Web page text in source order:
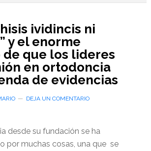
ividincis ni
y el enorme
que los lideres
en ortodoncia
de evidencias
DEJA UN COMENTARIO
desde su fundación se ha
por muchas cosas, una que se